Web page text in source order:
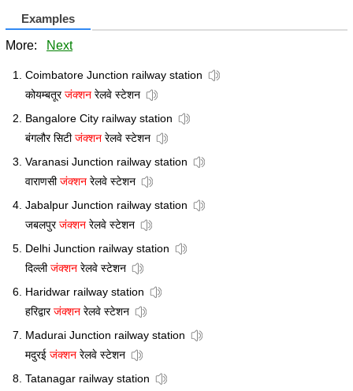
Examples
More: Next
Coimbatore Junction railway station
कोयम्बतूरजंक्शन रेलवे स्टेशन
Bangalore City railway station
बंगलौर सिटीजंक्शन रेलवे स्टेशन
Varanasi Junction railway station
वाराणसीजंक्शन रेलवे स्टेशन
Jabalpur Junction railway station
जबलपुरजंक्शन रेलवे स्टेशन
Delhi Junction railway station
दिल्लीजंक्शन रेलवे स्टेशन
Haridwar railway station
हरिद्वारजंक्शन रेलवे स्टेशन
Madurai Junction railway station
मदुरई जंक्शन रेलवे स्टेशन
Tatanagar railway station